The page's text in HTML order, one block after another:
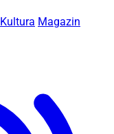
Kultura Magazin